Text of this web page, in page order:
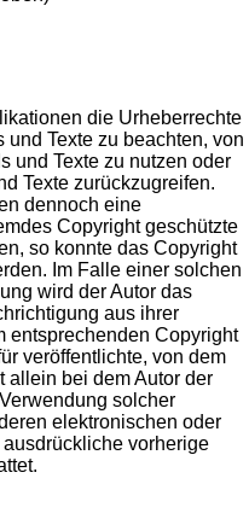
die Urheberrechte
Texte zu beachten, von
und Texte zu nutzen oder
Texte zurückzugreifen.
dennoch eine
Copyright geschützte
so konnte das Copyright
Im Falle einer solchen
wird der Autor das
aus ihrer
entsprechenden Copyright
veröffentlichte, von dem
allein bei dem Autor der
solcher
elektronischen oder
vorherige